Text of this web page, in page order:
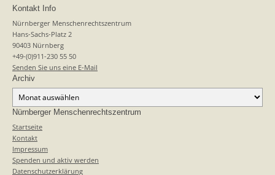
Kontakt Info
Nürnberger Menschenrechtszentrum
Hans-Sachs-Platz 2
90403 Nürnberg
+49-(0)911-230 55 50
Senden Sie uns eine E-Mail
Archiv
Nürnberger Menschenrechtszentrum
Startseite
Kontakt
Impressum
Spenden und aktiv werden
Datenschutzerklärung